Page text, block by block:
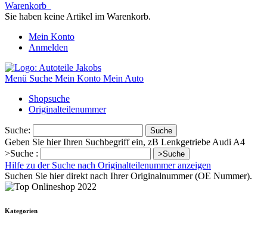
Warenkorb
Sie haben keine Artikel im Warenkorb.
Mein Konto
Anmelden
Menü Suche Mein Konto Mein Auto
Shopsuche
Originalteilenummer
Suche: Suche
Geben Sie hier Ihren Suchbegriff ein, zB Lenkgetriebe Audi A4
>Suche :
>Suche
Hilfe zu der Suche nach Originalteilenummer anzeigen
Suchen Sie hier direkt nach Ihrer Originalnummer (OE Nummer).
Kategorien